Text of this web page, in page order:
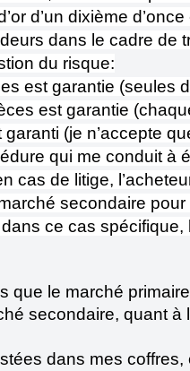
d’un dixième
dans le cadre de
du risque:
est garantie
est garantie
garanti (je n’accepte
qui me conduit à
cas de litige,
secondaire
ce cas
que le marché
secondaire, quant
dans mes